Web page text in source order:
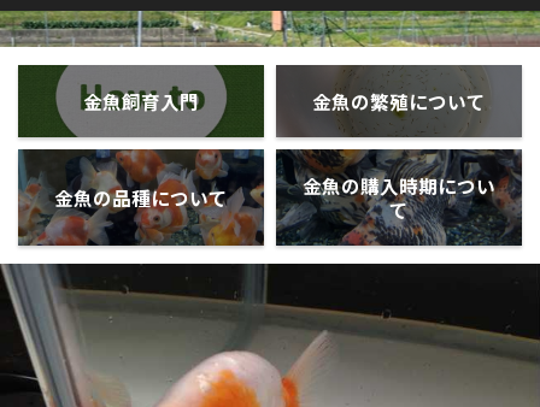
金魚飼育入門 金魚の繁殖について
金魚の品種について
金魚の購入時期につい
て